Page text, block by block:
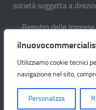
Utilizziamo cookie tecnici
navigazione nel sito,
Personalizza
società soggetta a
Registro delle
• Fax 0734/
• Email :